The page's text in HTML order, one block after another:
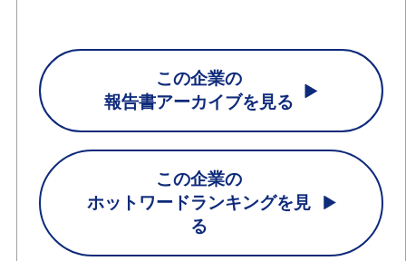
この企業の
報告書アーカイブを見る
この企業の
ホットワードランキングを見
る